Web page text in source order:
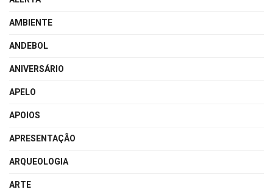
AMBIENTE
ANDEBOL
ANIVERSÁRIO
APELO
APOIOS
APRESENTAÇÃO
ARQUEOLOGIA
ARTE